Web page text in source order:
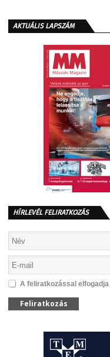
AKTUÁLIS LAPSZÁM
HÍRLEVÉL FELIRATKOZÁS
A feliratkozással elfogadja
Feliratkozás